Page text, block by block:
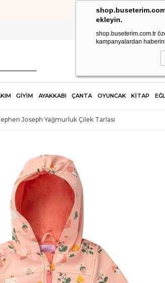
ekleyin.
shop.buseterim.com.tr
kampanyalardan
GİYİM AYAKKABI ÇANTA OYUNCAK KİTAP
Joseph Yağmurluk Çilek Tarlası